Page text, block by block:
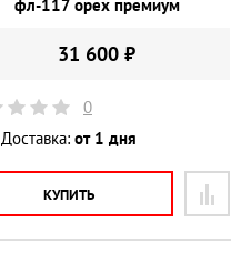
фл-117 орех премиум
31 600 ₽
0
Доставка: от 1 дня
КУПИТЬ